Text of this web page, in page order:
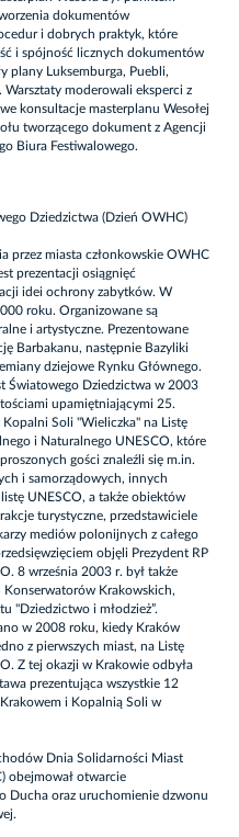
dokumentów
i dobrych praktyk, które
i spójność licznych dokumentów
plany Luksemburga, Puebli,
moderowali eksperci z
konsultacje masterplanu Wesołej
tworzącego dokument z Agencji
Biura Festiwalowego.
Dziedzictwa (Dzień OWHC)
przez miasta członkowskie OWHC
prezentacji osiągnięć
idei ochrony zabytków. W
roku. Organizowane są
i artystyczne. Prezentowane
Barbakanu, następnie Bazyliki
dziejowe Rynku Głównego.
Światowego Dziedzictwa w 2003
upamiętniającymi 25.
Soli "Wieliczka" na Listę
i Naturalnego UNESCO, które
gości znaleźli się m.in.
i samorządowych, innych
UNESCO, a także obiektów
turystyczne, przedstawiciele
mediów polonijnych z całego
objęli Prezydent RP
8 września 2003 r. był także
Krakowskich,
"Dziedzictwo i młodzież”.
w 2008 roku, kiedy Kraków
z pierwszych miast, na Listę
Z tej okazji w Krakowie odbyła
prezentująca wszystkie 12
i Kopalnią Soli w
Dnia Solidarności Miast
obejmował otwarcie
Ducha oraz uruchomienie dzwonu